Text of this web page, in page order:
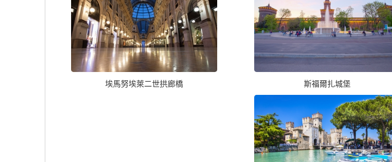
埃馬努埃萊二世拱廊橋 斯福爾扎城堡